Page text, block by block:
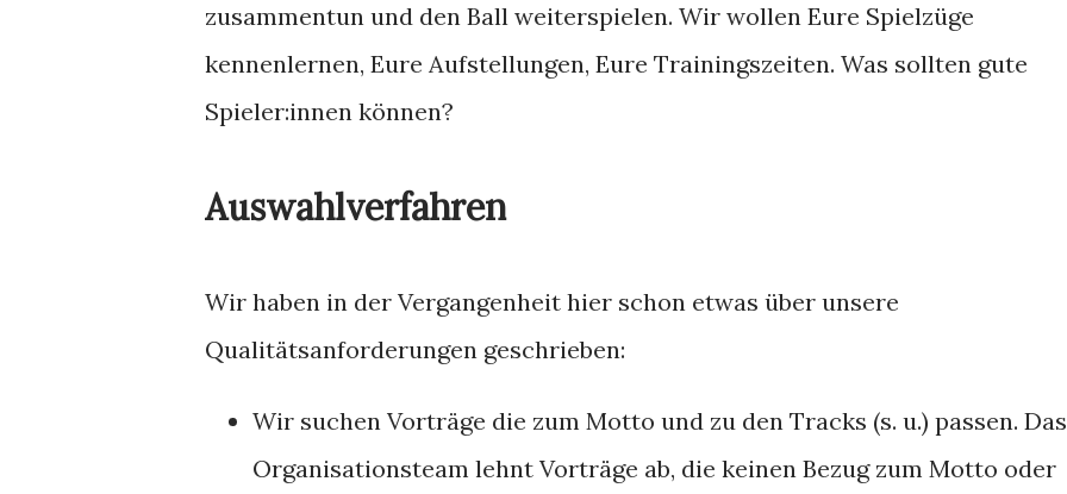
zusammentun und den Ball weiterspielen. Wir wollen Eure Spielzüge
kennenlernen, Eure Aufstellungen, Eure Trainingszeiten. Was sollten gute
Spieler:innen können?
Auswahlverfahren
Wir haben in der Vergangenheit hier schon etwas über unsere
Qualitätsanforderungen geschrieben:
Wir suchen Vorträge die zum Motto und zu den Tracks (s. u.) passen. Das
Organisationsteam lehnt Vorträge ab, die keinen Bezug zum Motto oder